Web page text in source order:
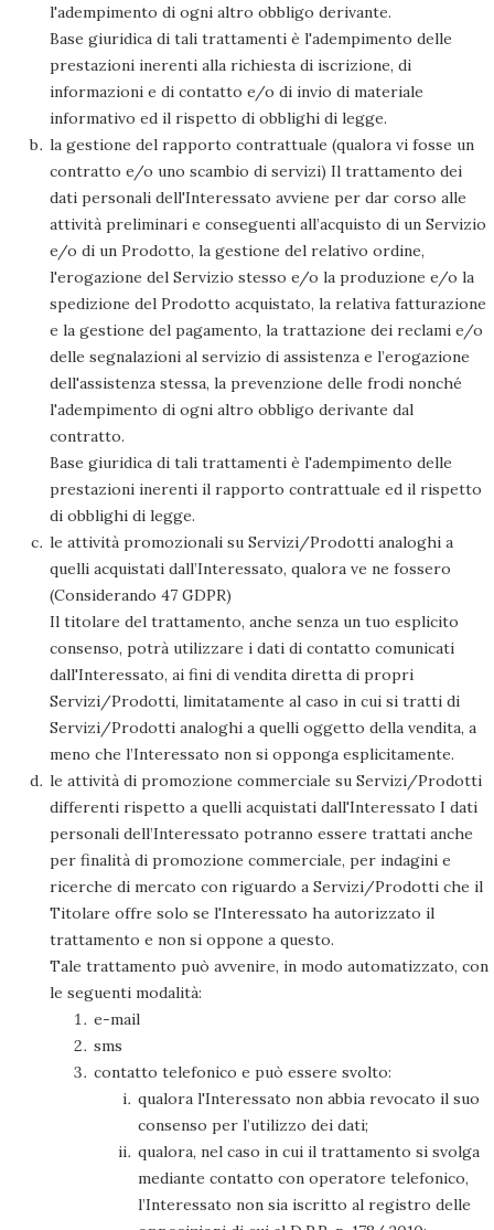
l'adempimento di ogni altro obbligo derivante.
Base giuridica di tali trattamenti è l'adempimento delle
prestazioni inerenti alla richiesta di iscrizione, di
informazioni e di contatto e/o di invio di materiale
informativo ed il rispetto di obblighi di legge.
la gestione del rapporto contrattuale (qualora vi fosse un
contratto e/o uno scambio di servizi) Il trattamento dei
dati personali dell'Interessato avviene per dar corso alle
attività preliminari e conseguenti all’acquisto di un Servizio
e/o di un Prodotto, la gestione del relativo ordine,
l'erogazione del Servizio stesso e/o la produzione e/o la
spedizione del Prodotto acquistato, la relativa fatturazione
e la gestione del pagamento, la trattazione dei reclami e/o
delle segnalazioni al servizio di assistenza e l’erogazione
dell'assistenza stessa, la prevenzione delle frodi nonché
l'adempimento di ogni altro obbligo derivante dal
contratto.
Base giuridica di tali trattamenti è l'adempimento delle
prestazioni inerenti il rapporto contrattuale ed il rispetto
di obblighi di legge.
le attività promozionali su Servizi/Prodotti analoghi a
quelli acquistati dall’Interessato, qualora ve ne fossero
(Considerando 47 GDPR)
Il titolare del trattamento, anche senza un tuo esplicito
consenso, potrà utilizzare i dati di contatto comunicati
dall'Interessato, ai fini di vendita diretta di propri
Servizi/Prodotti, limitatamente al caso in cui si tratti di
Servizi/Prodotti analoghi a quelli oggetto della vendita, a
meno che l’Interessato non si opponga esplicitamente.
le attività di promozione commerciale su Servizi/Prodotti
differenti rispetto a quelli acquistati dall'Interessato I dati
personali dell’Interessato potranno essere trattati anche
per finalità di promozione commerciale, per indagini e
ricerche di mercato con riguardo a Servizi/Prodotti che il
Titolare offre solo se l'Interessato ha autorizzato il
trattamento e non si oppone a questo.
Tale trattamento può avvenire, in modo automatizzato, con
le seguenti modalità:
e-mail
sms
contatto telefonico e può essere svolto:
qualora l'Interessato non abbia revocato il suo
consenso per l’utilizzo dei dati;
qualora, nel caso in cui il trattamento si svolga
mediante contatto con operatore telefonico,
l’Interessato non sia iscritto al registro delle